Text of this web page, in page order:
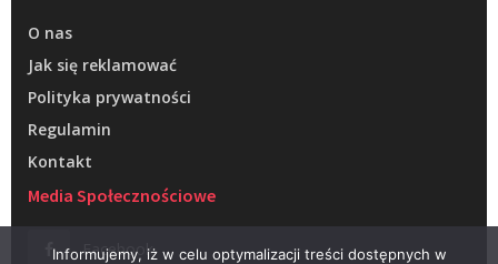
O nas
Jak się reklamować
Polityka prywatności
Regulamin
Kontakt
Media Społecznościowe
Facebook
Informujemy, iż w celu optymalizacji treści dostępnych w